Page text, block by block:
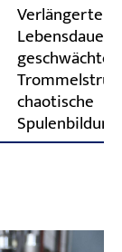
Verlängerte
Lebensdauer;
geschwächte
chaotische
Spulenbildung